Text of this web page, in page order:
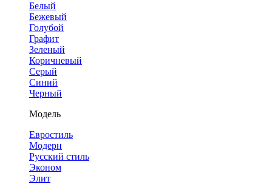
Белый
Бежевый
Голубой
Графит
Зеленый
Коричневый
Серый
Синий
Черный
Модель
Евростиль
Модерн
Русский стиль
Эконом
Элит